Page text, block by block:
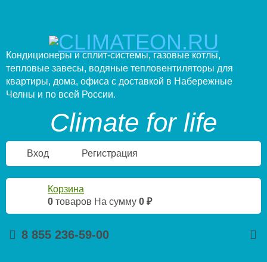
Кондиционеры и сплит-системы, газовые котлы,
тепловые завесы, водяные тепловентиляторы для
квартиры, дома, офиса с доставкой в Набережные
Челны и по всей России.
Climate for life
Вход Регистрация
Корзина
0 товаров На сумму 0 ₽
8 855 236-59-00